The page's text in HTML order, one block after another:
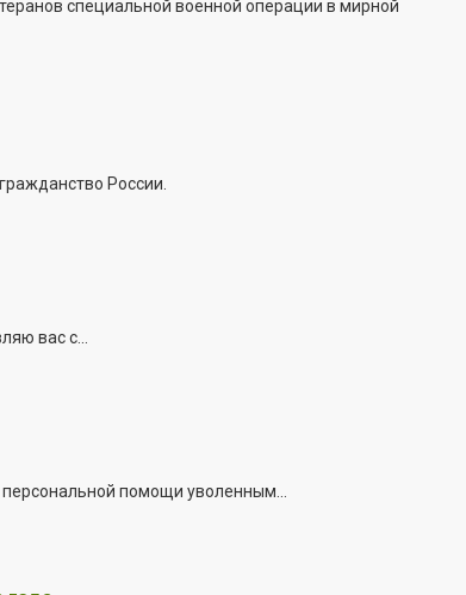
специальной военной операции в мирной
России.
вас с...
помощи уволенным...